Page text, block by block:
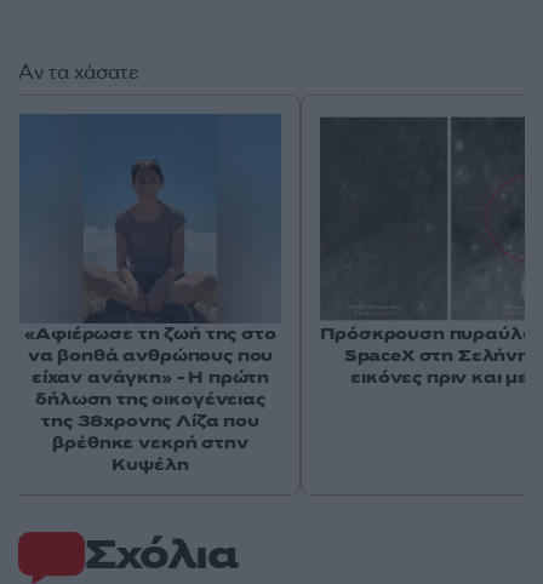
Σχόλια
Αν τα χάσατε
«Αφιέρωσε τη ζωή της στο
να βοηθά ανθρώπους που
είχαν ανάγκη» - Η πρώτη
δήλωση της οικογένειας
της 38χρονης Λίζα που
βρέθηκε νεκρή στην
Κυψέλη
Πρόσκρουση
SpaceX στη Σελήνη:
εικόνες πριν και